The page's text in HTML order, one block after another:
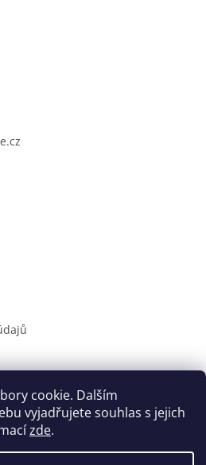
cookie. Dalším
vyjadřujete souhlas s jejich
zde.